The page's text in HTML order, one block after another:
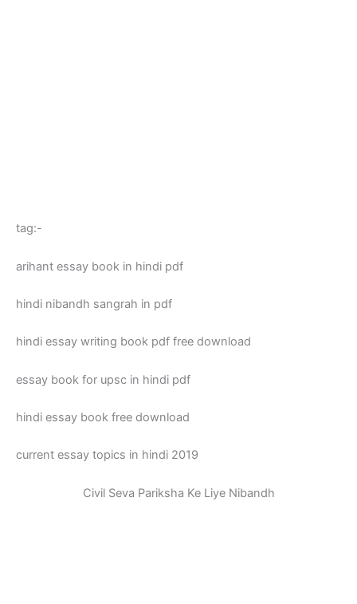
tag:-
arihant essay book in hindi pdf
hindi nibandh sangrah in pdf
hindi essay writing book pdf free download
essay book for upsc in hindi pdf
hindi essay book free download
current essay topics in hindi 2019
Civil Seva Pariksha Ke Liye Nibandh